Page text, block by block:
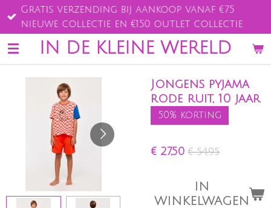
Ga
direct
naar
de
IN DE KLEINE WERELD
Gratis verzending bij aankoop vanaf €75
nieuwe collectie en €150 outlet collectie
Jongens pyjama
rode ruit, 10 jaar
50% korting
€ 27,50 € 54,95
IN
WINKELWAGEN